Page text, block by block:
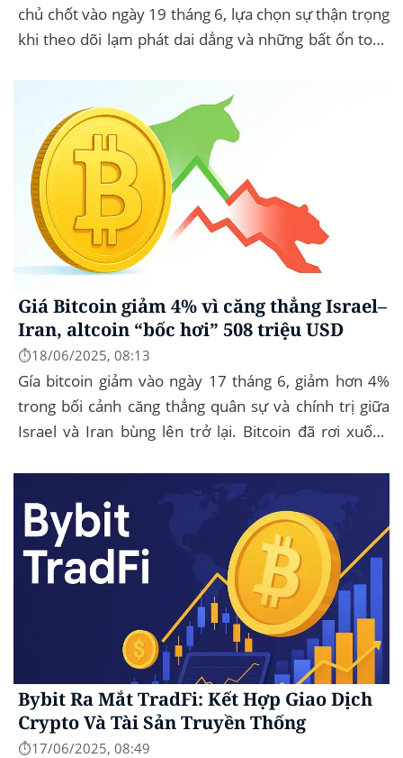
chủ chốt vào ngày 19 tháng 6, lựa chọn sự thận trọng
khi theo dõi lạm phát dai dẳng và những bất ổn toàn
Giá Bitcoin giảm 4% vì căng thẳng Israel–
Iran, altcoin “bốc hơi” 508 triệu USD
⏱️18/06/2025, 08:13
Gía bitcoin giảm vào ngày 17 tháng 6, giảm hơn 4%
trong bối cảnh căng thẳng quân sự và chính trị giữa
Israel và Iran bùng lên trở lại. Bitcoin đã rơi xuống
Bybit Ra Mắt TradFi: Kết Hợp Giao Dịch
Crypto Và Tài Sản Truyền Thống
⏱️17/06/2025, 08:49